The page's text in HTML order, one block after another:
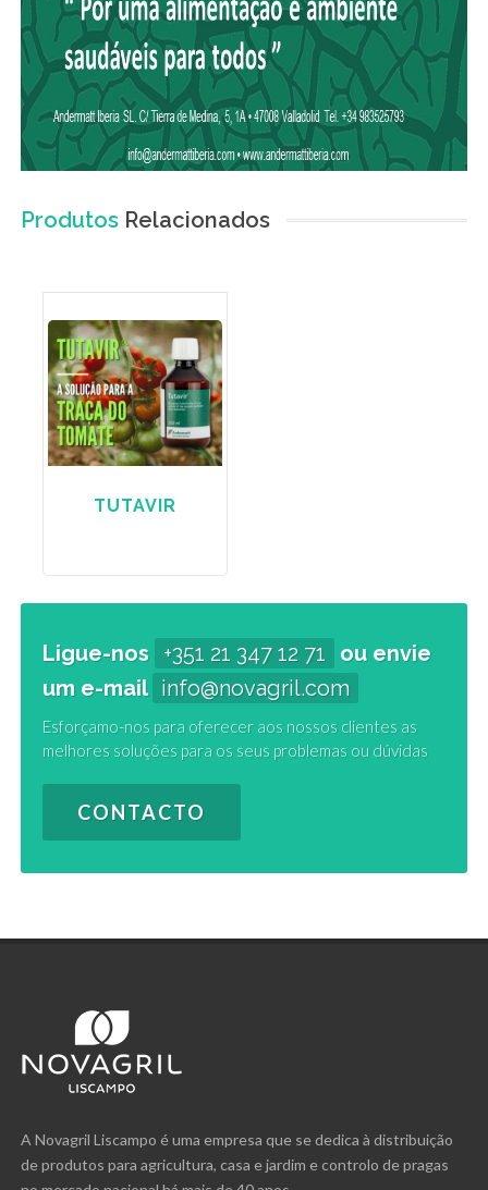
Produtos Relacionados
TUTAVIR
Ligue-nos +351 21 347 12 71
ou envie
um e-mail info@novagril.com
Esforçamo-nos para oferecer aos nossos clientes as
melhores soluções para os seus problemas ou dúvidas
CONTACTO
A Novagril Liscampo é uma empresa que se dedica à distribuição
de produtos para agricultura, casa e jardim e controlo de pragas